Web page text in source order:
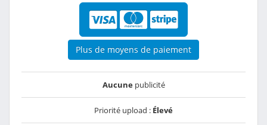
Plus de moyens de paiement
Aucunepublicité
Priorité upload : Élevé